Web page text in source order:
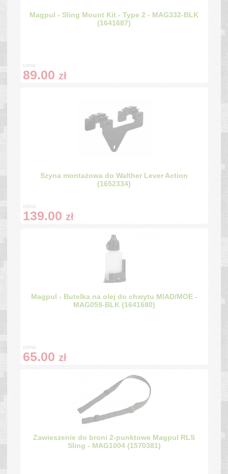
Magpul - Sling Mount Kit - Type 2 - MAG332-BLK
(1641687)
cena:
89.00 zł
Szyna montażowa do Walther Lever Action
(1652334)
cena:
139.00 zł
Magpul - Butelka na olej do chwytu MIAD/MOE -
MAG059-BLK (1641680)
cena:
65.00 zł
Zawieszenie do broni 2-punktowe Magpul RLS
Sling - MAG1004 (1570381)